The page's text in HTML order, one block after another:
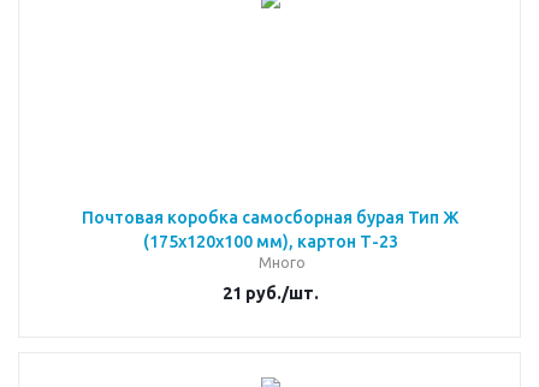
Почтовая коробка самосборная бурая Тип Ж
(175x120x100 мм), картон Т-23
Много
21 руб./шт.